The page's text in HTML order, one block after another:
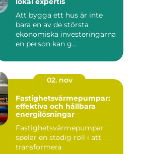
Att bygga ett hus är inte
bara en av de största
ekonomiska investeringarna
en person kan g...
02. nov
Fastighetsvärmepumpar:
effektiva och hållbara
energilösningar
Fastighetsvärmepumpar
spelar en stadig roll i att
transformera